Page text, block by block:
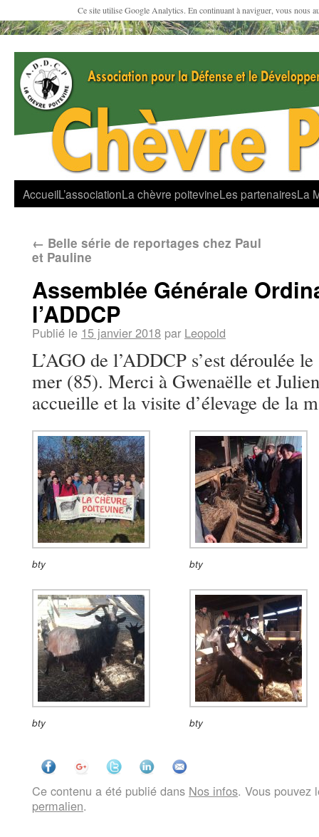
Ce site utilise Google Analytics. En continuant à naviguer, vous nous
AccueilL’associationLa chèvre poitevineLes partenairesLa
← Belle série de reportages chez Paul
et Pauline
Assemblée Générale
l’ADDCP
Publié le 15 janvier 2018 par Leopold
L’AGO de l’ADDCP s’est déroulée
mer (85). Merci à Gwenaëlle et
accueille et la visite d’élevage de la
bty bty
bty bty
Ce contenu a été publié dans Nos infos. Vous pouvez
permalien.